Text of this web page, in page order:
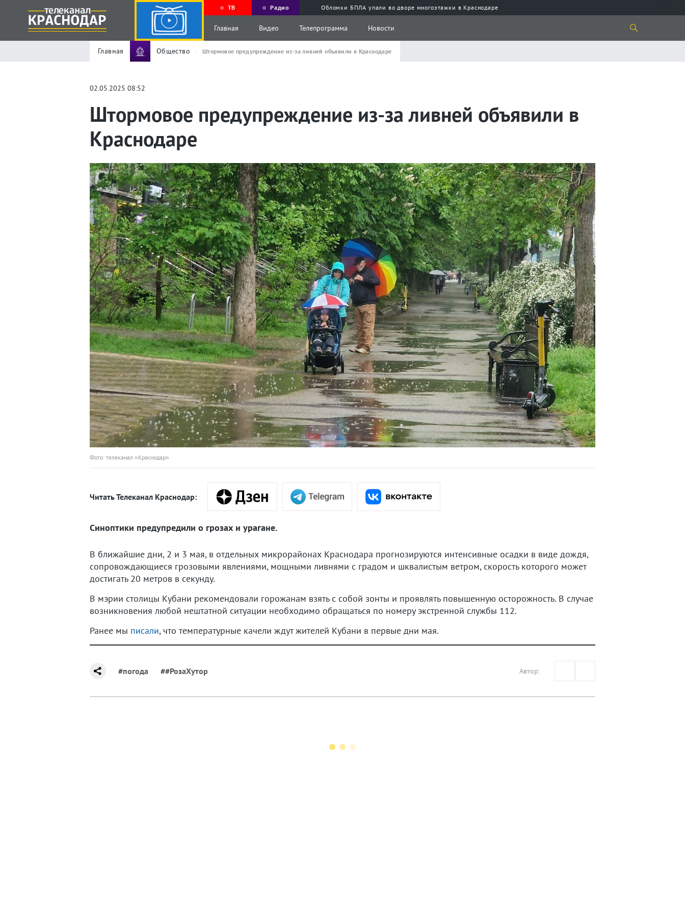
ТВ Радио Обломки БПЛА упали во дворе многоэтажки в Краснодаре
Главная Видео Телепрограмма Новости
Главная Общество Штормовое предупреждение из-за ливней объявили в Краснодаре
02.05.2025 08:52
Штормовое предупреждение из-за ливней объявили в
Краснодаре
Фото: телеканал «Краснодар»
Читать Телеканал Краснодар:
Синоптики предупредили о грозах и урагане.
В ближайшие дни, 2 и 3 мая, в отдельных микрорайонах Краснодара прогнозируются интенсивные осадки в виде дождя,
сопровождающиеся грозовыми явлениями, мощными ливнями с градом и шквалистым ветром, скорость которого может
достигать 20 метров в секунду.
В мэрии столицы Кубани рекомендовали горожанам взять с собой зонты и проявлять повышенную осторожность. В случае
возникновения любой нештатной ситуации необходимо обращаться по номеру экстренной службы 112.
Ранее мы писали, что температурные качели ждут жителей Кубани в первые дни мая.
#погода ##РозаХутор Автор: